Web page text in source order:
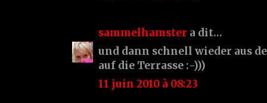
sammelhamster a dit…
und dann schnell wieder aus
auf die Terrasse :-)))
11 juin 2010 à 08:23